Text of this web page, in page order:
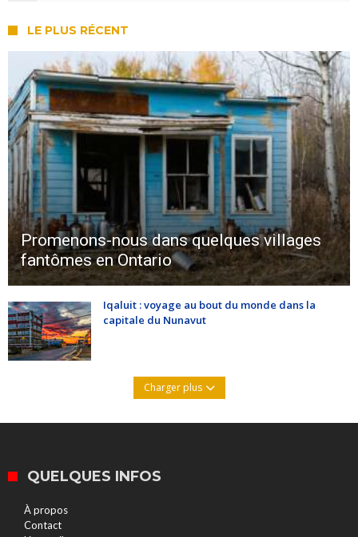
LE PLUS RÉCENT
Promenons-nous dans quelques villages
fantômes en Ontario
Iqaluit : voyage au bout du monde dans la
capitale du Nunavut
Charger plus
QUELQUES INFOS
À propos
Contact